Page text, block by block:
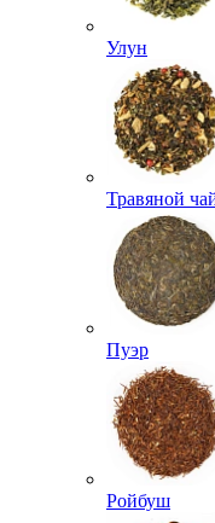
Улун
Травяной
Пуэр
Ройбуш